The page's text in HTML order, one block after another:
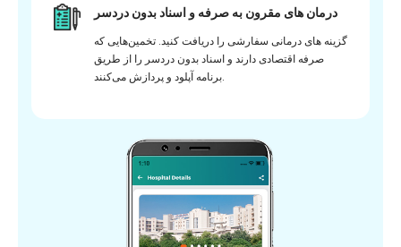
درمان های مقرون به صرفه و اسناد بدون دردسر
گزینه های درمانی سفارشی را دریافت کنید. تخمین‌هایی که
صرفه اقتصادی دارند و اسناد بدون دردسر را از طریق
برنامه آپلود و پردازش می‌کنند.